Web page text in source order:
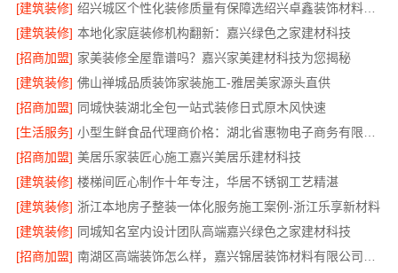
[建筑装修]
绍兴城区个性化装修质量有保障选绍兴卓鑫装饰材料有限公司
[建筑装修] 本地化家庭装修机构翻新：嘉兴绿色之家建材科技
[招商加盟] 家美装修全屋靠谱吗？嘉兴家美建材科技为您揭秘
[建筑装修] 佛山禅城品质装饰家装施工-雅居美家源头直供
[招商加盟] 同城快装湖北全包一站式装修日式原木风快速
[生活服务]
[招商加盟] 美居乐家装匠心施工嘉兴美居乐建材科技
[建筑装修] 楼梯间匠心制作十年专注，华居不锈钢工艺精湛
[建筑装修] 浙江本地房子整装一体化服务施工案例-浙江乐享新材料
[建筑装修] 同城知名室内设计团队高端嘉兴绿色之家建材科技
[招商加盟]